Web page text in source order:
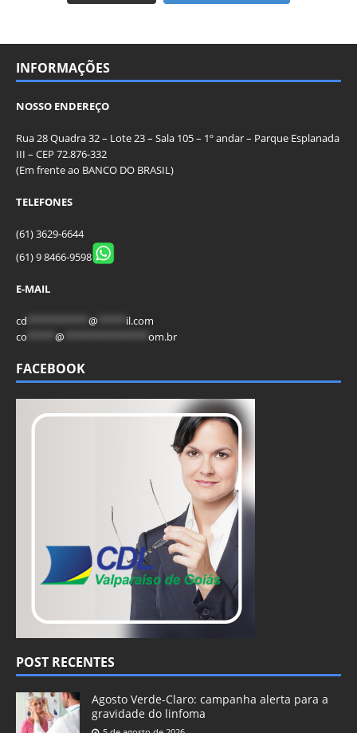
INFORMAÇÕES
NOSSO ENDEREÇO
Rua 28 Quadra 32 – Lote 23 – Sala 105 – 1º andar – Parque Esplanada
III – CEP 72.876-332
(Em frente ao BANCO DO BRASIL)
TELEFONES
(61) 3629-6644
(61) 9 8466-9598
E-MAIL
cd @
il.com
co
@ om.br
FACEBOOK
POST RECENTES
Agosto Verde-Claro: campanha alerta para a
gravidade do linfoma